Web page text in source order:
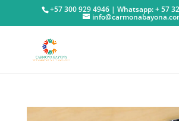
+57 300 929 4946 | Whatsapp: + 57